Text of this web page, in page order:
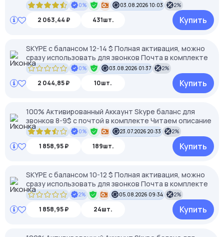
0% 03.08.2026 10:03 2%
2 063,44 ₽ 431шт. Купить
SKYPE c балансом 12-14 $ Полная активация, можно
сразу использовать для звонков Почта в комплекте
0% 03.08.2026 01:37 2%
2 044,85 ₽ 10шт. Купить
100% Активированный Аккаунт Skype баланс для
звонков 8-9$ с почтой в комплекте Читаем описание
0% 23.07.2026 20:33 2%
1 858,95 ₽ 189шт. Купить
SKYPE c балансом 10-12 $ Полная активация, можно
сразу использовать для звонков Почта в комплекте
2% 05.08.2026 09:34 2%
1 858,95 ₽ 24шт. Купить